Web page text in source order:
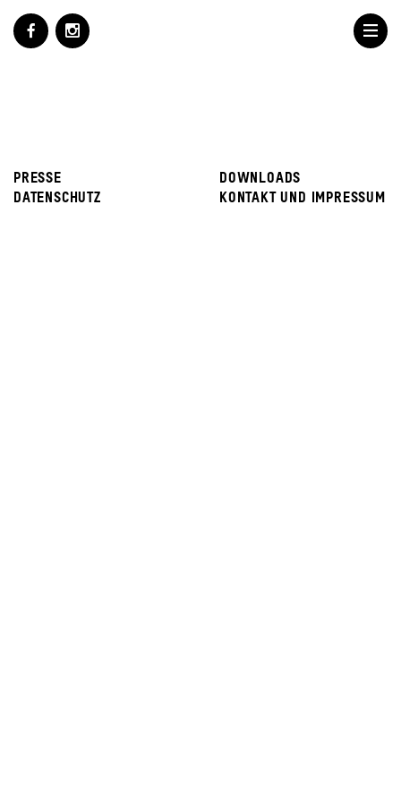
PRESSE
DOWNLOADS
DATENSCHUTZ
KONTAKT UND IMPRESSUM